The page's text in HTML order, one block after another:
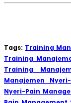
Tags: Training
Training
Training
Manajemen
Nyeri-Pain